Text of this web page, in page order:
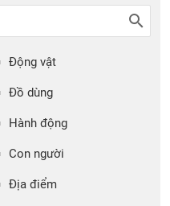
Động vật
Đồ dùng
Hành động
Con người
Địa điểm